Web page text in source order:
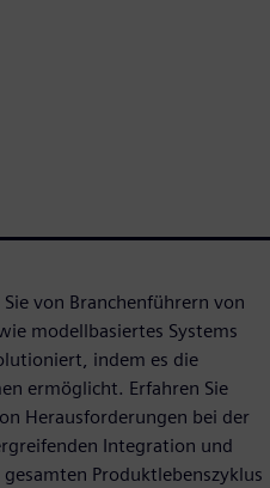
von Branchenführern von
modellbasiertes Systems
indem es die
ermöglicht. Erfahren Sie
Herausforderungen bei der
Integration und
Produktlebenszyklus